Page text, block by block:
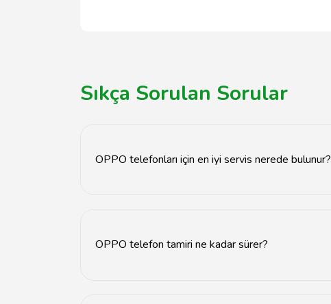
Sıkça Sorulan Sorular
OPPO telefonları için en iyi servis nerede bulunur?
OPPO telefon tamiri ne kadar sürer?